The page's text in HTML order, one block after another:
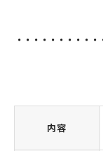
内容